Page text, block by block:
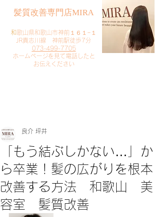
​髪質改善専門店MIRA
​和歌山県和歌山市神前１６１−１
JR貴志川線 神前駅徒歩7分
073-499-7705
​ホームページを見て電話したと
お伝えください
「もう結ぶしかない…」か
ら卒業！髪の広がりを根本
改善する方法 和歌山 美
容室 髪質改善
良介 坪井